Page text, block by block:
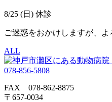
8/25 (日) 休診
ご迷惑をおかけしますが、よ
ALL
078-856-5808
FAX 078-862-8875
〒657-0034